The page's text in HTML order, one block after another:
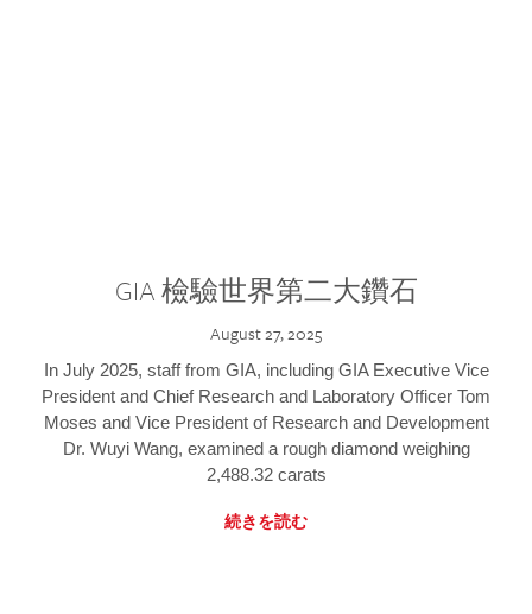
GIA 檢驗世界第二大鑽石
August 27, 2025
In July 2025, staff from GIA, including GIA Executive Vice
President and Chief Research and Laboratory Officer Tom
Moses and Vice President of Research and Development
Dr. Wuyi Wang, examined a rough diamond weighing
2,488.32 carats
続きを読む